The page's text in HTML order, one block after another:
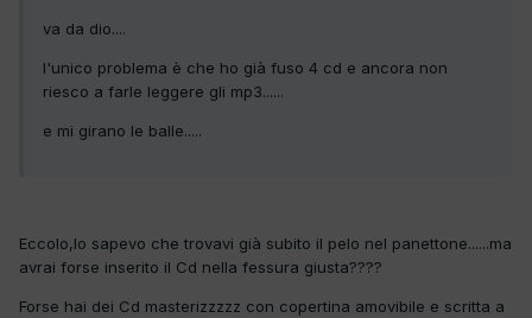
va da dio....
l'unico problema è che ho già fuso 4 cd e ancora non
riesco a farle leggere gli mp3......
e mi girano le balle.....
Eccolo,lo sapevo che trovavi già subito il pelo nel panettone......ma
avrai forse inserito il Cd nella fessura giusta????
Forse hai dei Cd masterizzzzz con copertina amovibile e scritta a